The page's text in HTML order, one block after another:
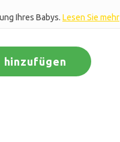
Ihres Babys. Lesen Sie mehr
hinzufügen